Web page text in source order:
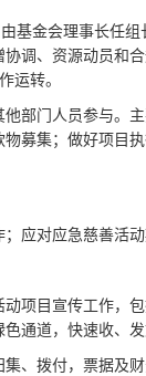
基金会理事长任
调、资源动员和
运转。
部门人员参与。
募集；做好项目
应对应急慈善活
项目宣传工作，
通道，快速收、发
、拨付，票据及